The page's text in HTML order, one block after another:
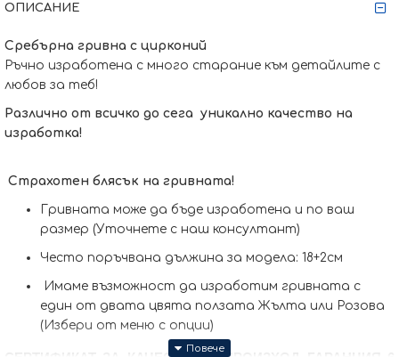
ОПИСАНИЕ
Сребърна гривна с цирконий
Ръчно изработена с много старание към детайлите с
любов за теб!
Различно от всичко до сега уникално качество на
изработка!
Страхотен блясък на гривната!
Гривната може да бъде изработена и по ваш
размер (Уточнете с наш консултант)
Често поръчвана дължина за модела: 18+2см
Имаме възможност да изработим гривната с
един от двата цвята ползата Жълта или Розова
(Избери от меню с опции)